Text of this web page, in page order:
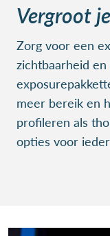
Vergroot
Zorg voor een
zichtbaarheid
meer bereik en
profileren als
opties voor